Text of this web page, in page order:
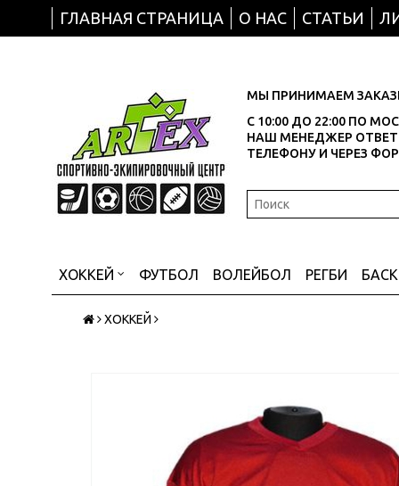
ГЛАВНАЯ СТРАНИЦА О НАС СТАТЬИ
МЫ ПРИНИМАЕМ
С 10:00 ДО 22:00 ПО
НАШ МЕНЕДЖЕР
ТЕЛЕФОНУ И ЧЕРЕЗ
ХОККЕЙ ФУТБОЛ ВОЛЕЙБОЛ РЕГБИ
ХОККЕЙ